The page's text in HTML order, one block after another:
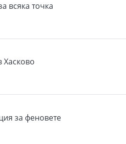
всяка точка
Хасково
за феновете